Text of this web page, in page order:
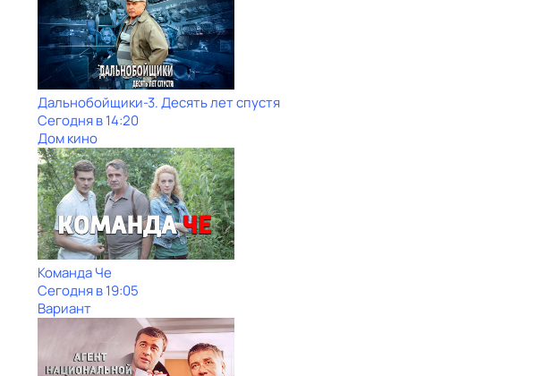
Дальнобойщики-3. Десять лет спустя
Сегодня в 14:20
Дом кино
Команда Че
Сегодня в 19:05
Вариант